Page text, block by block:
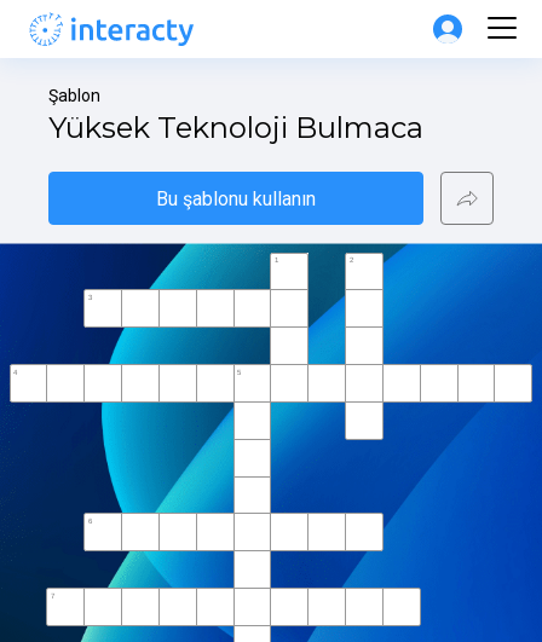
Şablon
Yüksek Teknoloji Bulmaca
Bu şablonu kullanın